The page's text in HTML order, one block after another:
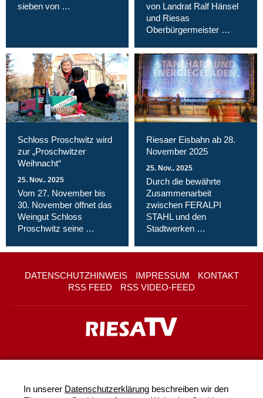
sieben von …
von Landrat Ralf Hänsel
und Riesas
Oberbürgermeister …
Schloss Proschwitz wird
zur „Proschwitzer
Weihnacht“
25. Nov.. 2025
Vom 27. November bis
30. November öffnet das
Weingut Schloss
Proschwitz seine …
Riesaer Eisbahn ab 28.
November 2025
25. Nov.. 2025
Durch die bewährte
Zusammenarbeit
zwischen FERALPI
STAHL und den
Stadtwerken …
DATENSCHUTZHINWEIS IMPRESSUM
KONTAKT
RSS FEED
RSS VIDEO-FEED
In unserer Datenschutzerklärung beschreiben wir den